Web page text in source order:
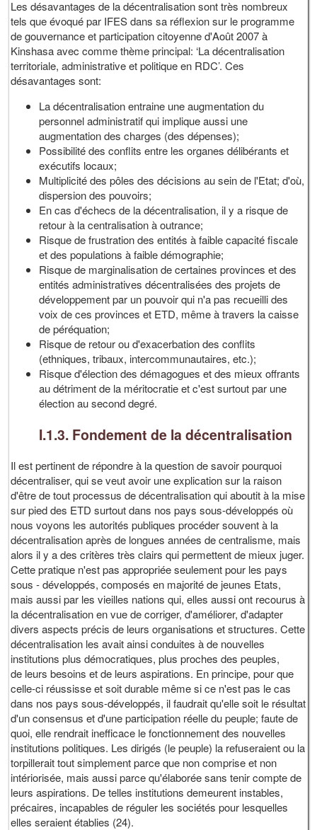
Les désavantages de la décentralisation sont très nombreux
tels que évoqué par IFES dans sa réflexion sur le programme
de gouvernance et participation citoyenne d'Août 2007 à
Kinshasa avec comme thème principal: ‘La décentralisation
territoriale, administrative et politique en RDC’. Ces
désavantages sont:
La décentralisation entraine une augmentation du
personnel administratif qui implique aussi une
augmentation des charges (des dépenses);
Possibilité des conflits entre les organes délibérants et
exécutifs locaux;
Multiplicité des pôles des décisions au sein de l'Etat; d'où,
dispersion des pouvoirs;
En cas d'échecs de la décentralisation, il y a risque de
retour à la centralisation à outrance;
Risque de frustration des entités à faible capacité fiscale
et des populations à faible démographie;
Risque de marginalisation de certaines provinces et des
entités administratives décentralisées des projets de
développement par un pouvoir qui n'a pas recueilli des
voix de ces provinces et ETD, même à travers la caisse
de péréquation;
Risque de retour ou d'exacerbation des conflits
(ethniques, tribaux, intercommunautaires, etc.);
Risque d'élection des démagogues et des mieux offrants
au détriment de la méritocratie et c'est surtout par une
élection au second degré.
I.1.3. Fondement de la décentralisation
Il est pertinent de répondre à la question de savoir pourquoi
décentraliser, qui se veut avoir une explication sur la raison
d'être de tout processus de décentralisation qui aboutit à la mise
sur pied des ETD surtout dans nos pays sous-développés où
nous voyons les autorités publiques procéder souvent à la
décentralisation après de longues années de centralisme, mais
alors il y a des critères très clairs qui permettent de mieux juger.
Cette pratique n'est pas appropriée seulement pour les pays
sous - développés, composés en majorité de jeunes Etats,
mais aussi par les vieilles nations qui, elles aussi ont recourus à
la décentralisation en vue de corriger, d'améliorer, d'adapter
divers aspects précis de leurs organisations et structures. Cette
décentralisation les avait ainsi conduites à de nouvelles
institutions plus démocratiques, plus proches des peuples,
de leurs besoins et de leurs aspirations. En principe, pour que
celle-ci réussisse et soit durable même si ce n'est pas le cas
dans nos pays sous-développés, il faudrait qu'elle soit le résultat
d'un consensus et d'une participation réelle du peuple; faute de
quoi, elle rendrait inefficace le fonctionnement des nouvelles
institutions politiques. Les dirigés (le peuple) la refuseraient ou la
torpillerait tout simplement parce que non comprise et non
intériorisée, mais aussi parce qu'élaborée sans tenir compte de
leurs aspirations. De telles institutions demeurent instables,
précaires, incapables de réguler les sociétés pour lesquelles
elles seraient établies (24).